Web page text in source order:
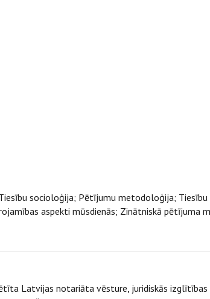
socioloģija; Pētījumu metodoloģija;
aspekti mūsdienās; Zinātniskā pētījuma
Latvijas notariāta vēsture, juridiskās